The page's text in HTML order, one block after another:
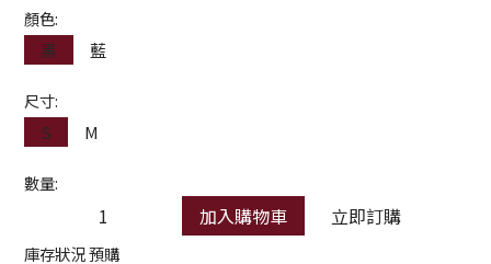
顏色:
黑
藍
尺寸:
S
M
數量:
加入購物車 立即訂購
庫存狀況 預購